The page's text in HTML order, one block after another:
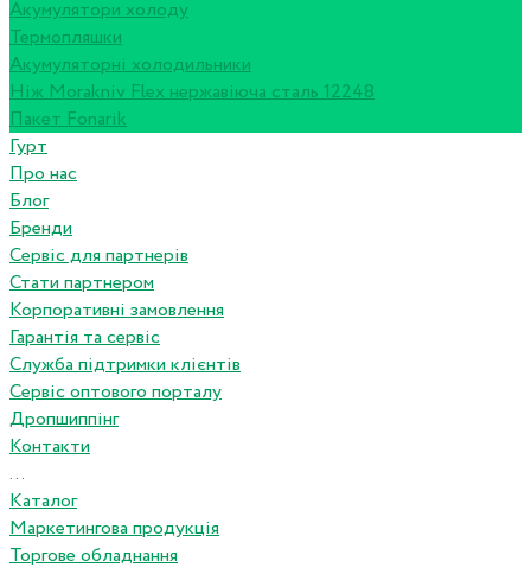
Акумулятори холоду
Термопляшки
Акумуляторні холодильники
Ніж Morakniv Flex нержавіюча сталь 12248
Пакет Fonarik
Гурт
Про нас
Блог
Бренди
Сервіс для партнерів
Стати партнером
Корпоративні замовлення
Гарантія та сервіс
Служба підтримки клієнтів
Сервіс оптового порталу
Дропшиппінг
Контакти
...
Каталог
Маркетингова продукція
Торгове обладнання